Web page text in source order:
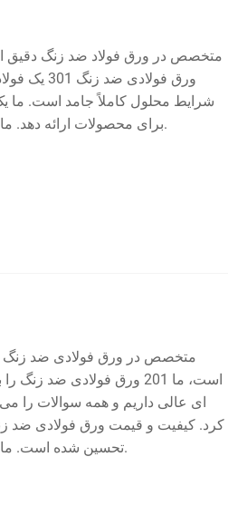
ورق
شرایط محلول کاملاً جامد است. ما
برای محصولات ارائه دهد. ما مشتاقانه منتظریم تا شریک بلند مدت شما در چین شویم.
است، ما 201 ورق فولادی
ای عالی داریم و همه سوالات را می
کرد. کیفیت و قیمت ورق فولادی ضد
تحسین شده است. ما مشتاقانه منتظریم تا شریک بلند مدت شما در چین شویم.